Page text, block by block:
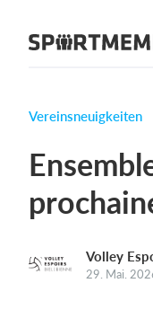
Über
Funktionen
Homepage
Vereinsneuigkeiten
Volley
29. Mai.